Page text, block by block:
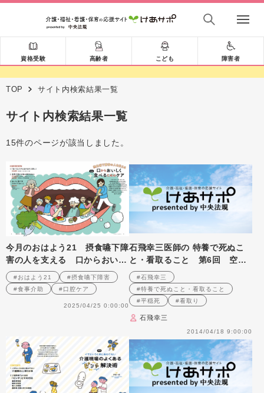
資格受験 高齢者 こども 障害者
TOP サイト内検索結果一覧
サイト内検索結果一覧
15件のページが該当しました。
今月のおはよう21 摂食嚥下障
害の人を支える 口からおいし
く食べるためのケア
#おはよう21
#摂食嚥下障害
#食事介助
#口腔ケア
2025/04/25 0:00:00
石飛幸三医師の 特養で死ぬこ
と・看取ること 第6回 空腹
は最高のスパイス－特養の食事
への提言
#石飛幸三
#特養で死ぬこと・看取ること
#平穏死
#看取り
石飛幸三
2014/04/18 9:00:00